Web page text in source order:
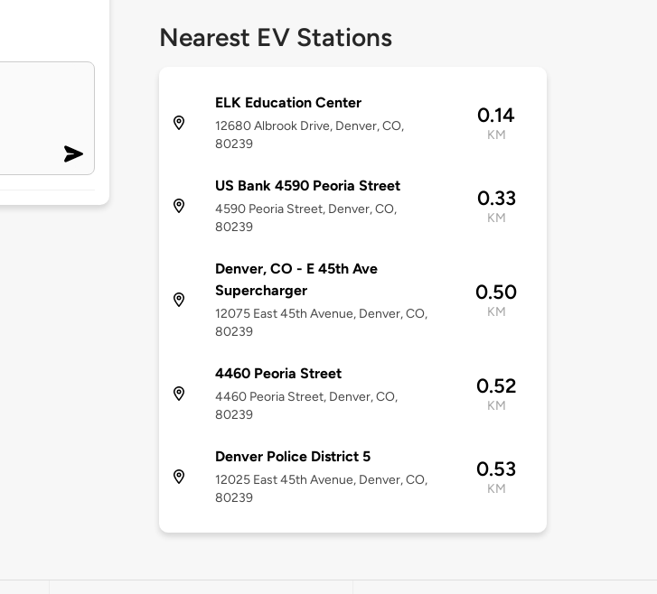
Nearest EV Stations
ELK Education Center
12680 Albrook Drive, Denver, CO,
80239
0.14
KM
US Bank 4590 Peoria Street
4590 Peoria Street, Denver, CO,
80239
0.33
KM
Denver, CO - E 45th Ave
Supercharger
12075 East 45th Avenue, Denver, CO,
80239
0.50
KM
4460 Peoria Street
4460 Peoria Street, Denver, CO,
80239
0.52
KM
Denver Police District 5
12025 East 45th Avenue, Denver, CO,
80239
0.53
KM